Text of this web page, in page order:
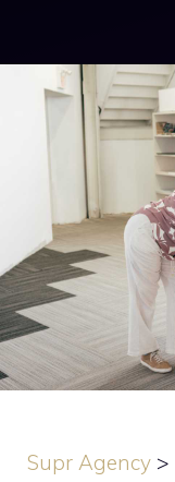
Supr Agency >